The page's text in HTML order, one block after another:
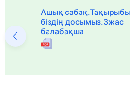
Ашық
біздің досымыз.3жас
балабақша